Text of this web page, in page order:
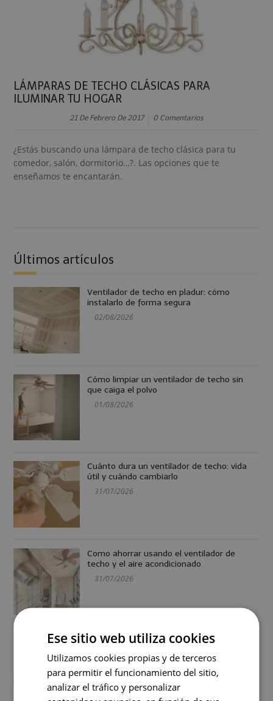
LÁMPARAS DE TECHO CLÁSICAS PARA
ILUMINAR TU HOGAR
21 De Febrero De 2017 0 Comentarios
¿Estás buscando una lámpara de techo clásica para tu
comedor, salón, dormitorio…?. Las opciones que te
enseñamos te encantarán.
Últimos artículos
Ventilador de techo en pladur: cómo
instalarlo de forma segura
02/08/2026
Cómo limpiar un ventilador de techo sin
que caiga el polvo
01/08/2026
Cuánto dura un ventilador de techo: vida
útil y cuándo cambiarlo
31/07/2026
Como ahorrar usando el ventilador de
techo y el aire acondicionado
31/07/2026
Cómo instalar un ventilador de techo
31/07/2026
Ese sitio web utiliza cookies
Utilizamos cookies propias y de terceros
para permitir el funcionamiento del sitio,
analizar el tráfico y personalizar